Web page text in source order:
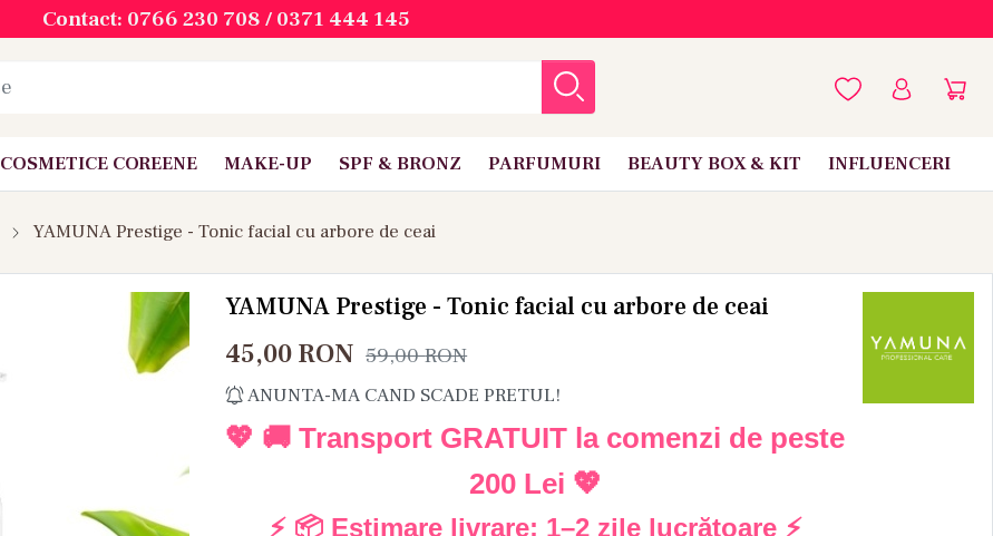
Contact: 0766 230 708 / 0371 444 145
COSMETICE COREENE MAKE-UP SPF & BRONZ PARFUMURI BEAUTY BOX & KIT INFLUENCERI
YAMUNA Prestige - Tonic facial cu arbore de ceai
YAMUNA Prestige - Tonic facial cu arbore de ceai
45,00RON 59,00RON
ANUNTA-MA CAND SCADE PRETUL!
💖 🚚 Transport GRATUIT la comenzi de peste
200 Lei 💖
⚡ 📦 Estimare livrare: 1–2 zile lucrătoare⚡